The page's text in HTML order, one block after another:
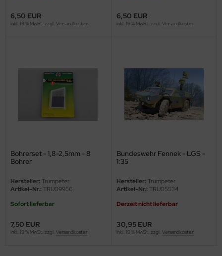
6,50 EUR
inkl. 19 % MwSt. zzgl. Versandkosten
6,50 EUR
inkl. 19 % MwSt. zzgl. Versandkosten
Bohrerset - 1,8-2,5mm - 8
Bohrer
Hersteller: Trumpeter
Artikel-Nr.: TRU09956
Sofort lieferbar
7,50 EUR
inkl. 19 % MwSt. zzgl. Versandkosten
Bundeswehr Fennek - LGS -
1:35
Hersteller: Trumpeter
Artikel-Nr.: TRU05534
Derzeit nicht lieferbar
30,95 EUR
inkl. 19 % MwSt. zzgl. Versandkosten